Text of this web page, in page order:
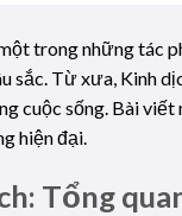
trong những tác
sắc. Từ xưa, Kinh
cuộc sống. Bài
hiện đại.
Tổng